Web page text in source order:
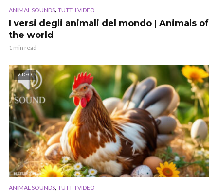
ANIMAL SOUNDS, TUTTI I VIDEO
I versi degli animali del mondo | Animals of
the world
1 min read
VIDEO
ANIMAL SOUNDS, TUTTI I VIDEO